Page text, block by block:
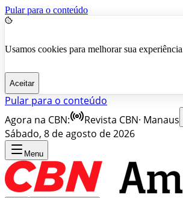
Pular para o conteúdo
Usamos cookies para melhorar sua
Aceitar
Pular para o conteúdo
Agora na CBN:
Revista CBN· Manaus
Sábado, 8 de agosto de 2026
Menu